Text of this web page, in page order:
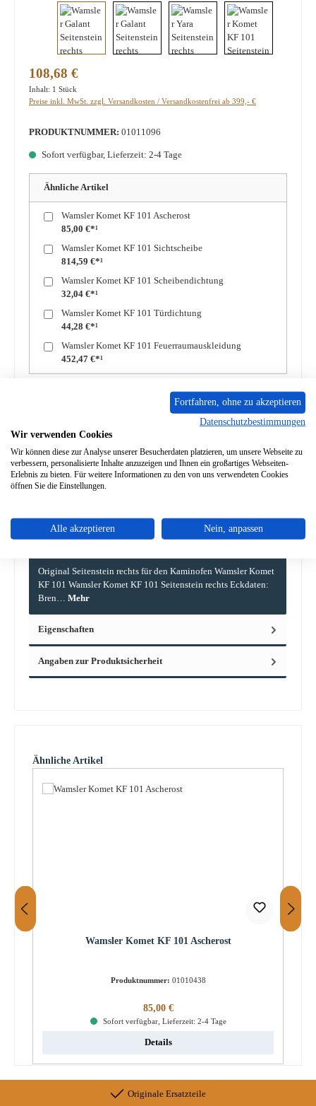
Regulärer Preis:
108,68 €
Inhalt: 1 Stück
Preise inkl. MwSt. zzgl. Versandkosten / Versandkostenfrei ab 399,- €
PRODUKTNUMMER: 01011096
Sofort verfügbar, Lieferzeit: 2-4 Tage
Ähnliche Artikel
Wamsler Komet KF 101 Ascherost
85,00 €*¹
Wamsler Komet KF 101 Sichtscheibe
814,59 €*¹
Wamsler Komet KF 101 Scheibendichtung
32,04 €*¹
Wamsler Komet KF 101 Türdichtung
44,28 €*¹
Wamsler Komet KF 101 Feuerraumauskleidung
452,47 €*¹
In den Warenkorb
Zum Merkzettel hinzufügen
Frage zum Produkt
Original Seitenstein rechts für den Kaminofen Wamsler Komet
KF 101 Wamsler Komet KF 101 Seitenstein rechts Eckdaten:
Bren… Mehr
Eigenschaften
Angaben zur Produktsicherheit
Produktgalerie überspringen
Ähnliche Artikel
Wamsler Komet KF 101 Ascherost
Produktnummer: 01010438
Regulärer Preis:
85,00 €
Sofort verfügbar, Lieferzeit: 2-4 Tage
Details
Originale Ersatzteile
Fortfahren, ohne zu akzeptieren
Datenschutzbestimmungen
Wir verwenden Cookies
Wir können diese zur Analyse unserer Besucherdaten platzieren, um unsere Webseite zu
verbessern, personalisierte Inhalte anzuzeigen und Ihnen ein großartiges Webseiten-
Erlebnis zu bieten. Für weitere Informationen zu den von uns verwendeten Cookies
öffnen Sie die Einstellungen.
Alle akzeptieren Nein, anpassen